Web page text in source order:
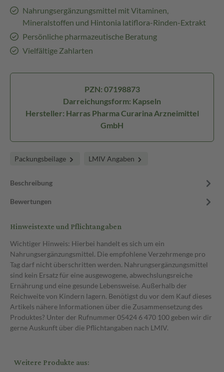
Nahrungsergänzungsmittel mit Vitaminen,
Mineralstoffen und Hintonia latiflora-Rinden-Extrakt
Persönliche pharmazeutische Beratung
Vielfältige Zahlarten
PZN: 07198873
Darreichungsform: Kapseln
Hersteller: Harras Pharma Curarina Arzneimittel
GmbH
Packungsbeilage LMIV Angaben
Beschreibung
Bewertungen
Hinweistexte und Pflichtangaben
Wichtiger Hinweis: Hierbei handelt es sich um ein
Nahrungsergänzungsmittel. Die empfohlene Verzehrmenge pro
Tag darf nicht überschritten werden. Nahrungsergänzungsmittel
sind kein Ersatz für eine ausgewogene, abwechslungsreiche
Ernährung und eine gesunde Lebensweise. Außerhalb der
Reichweite von Kindern lagern. Benötigst du vor dem Kauf dieses
Artikels nähere Informationen über die Zusammensetzung des
Produktes? Unter der Rufnummer 05424 6 470 100 geben wir dir
gerne Auskunft über die Pflichtangaben nach LMIV.
Weitere Produkte aus: